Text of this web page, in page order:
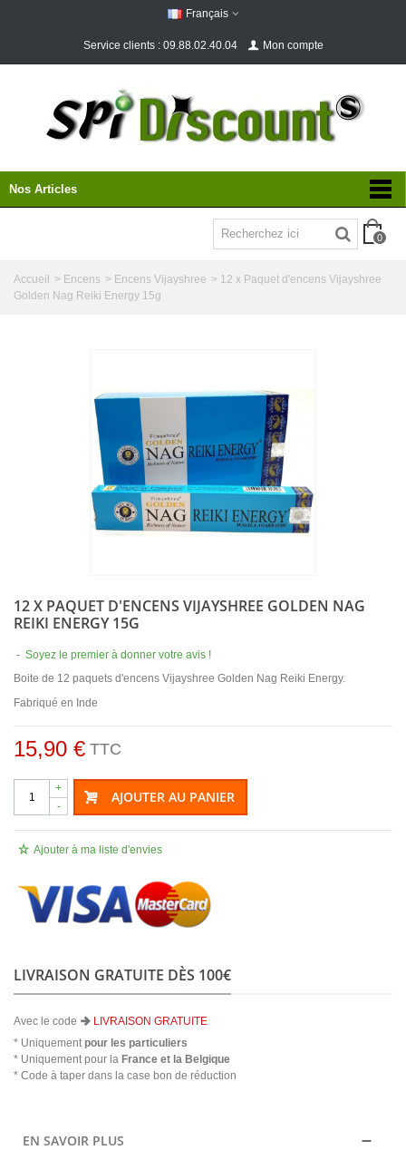
Français
Service clients : 09.88.02.40.04 Mon compte
Nos Articles
0
Accueil > Encens > Encens Vijayshree > 12 x Paquet d'encens Vijayshree
Golden Nag Reiki Energy 15g
12 X PAQUET D'ENCENS VIJAYSHREE GOLDEN NAG
REIKI ENERGY 15G
- Soyez le premier à donner votre avis !
Boite de 12 paquets d'encens Vijayshree Golden Nag Reiki Energy.
Fabriqué en Inde
15,90 € TTC
-
+ AJOUTER AU PANIER
Ajouter à ma liste d'envies
LIVRAISON GRATUITE DÈS 100€
Avec le code
LIVRAISON GRATUITE
* Uniquementpour les particuliers
* Uniquement pour la France et la Belgique
* Code à taper dans la case bon de réduction
EN SAVOIR PLUS